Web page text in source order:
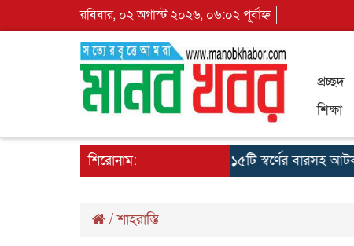
রবিবার, ০২ অগাস্ট ২০২৬, ০৬:০২ পূর্বাহ্ন
প্রচ্ছদ
শিক্ষা
শিরোনাম:
সাতক্ষীরা সীমান্তে পাচারকালে ১৫টি স্বর্ণের বারসহ আটক -১
/শাহরাস্তি